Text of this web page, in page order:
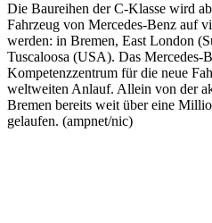
Die Baureihen der C-Klasse wird
Fahrzeug von Mercedes-Benz auf
werden: in Bremen, East London
Tuscaloosa (USA). Das Mercedes-
Kompetenzzentrum für die neue
weltweiten Anlauf. Allein von der
Bremen bereits weit über eine
gelaufen. (ampnet/nic)